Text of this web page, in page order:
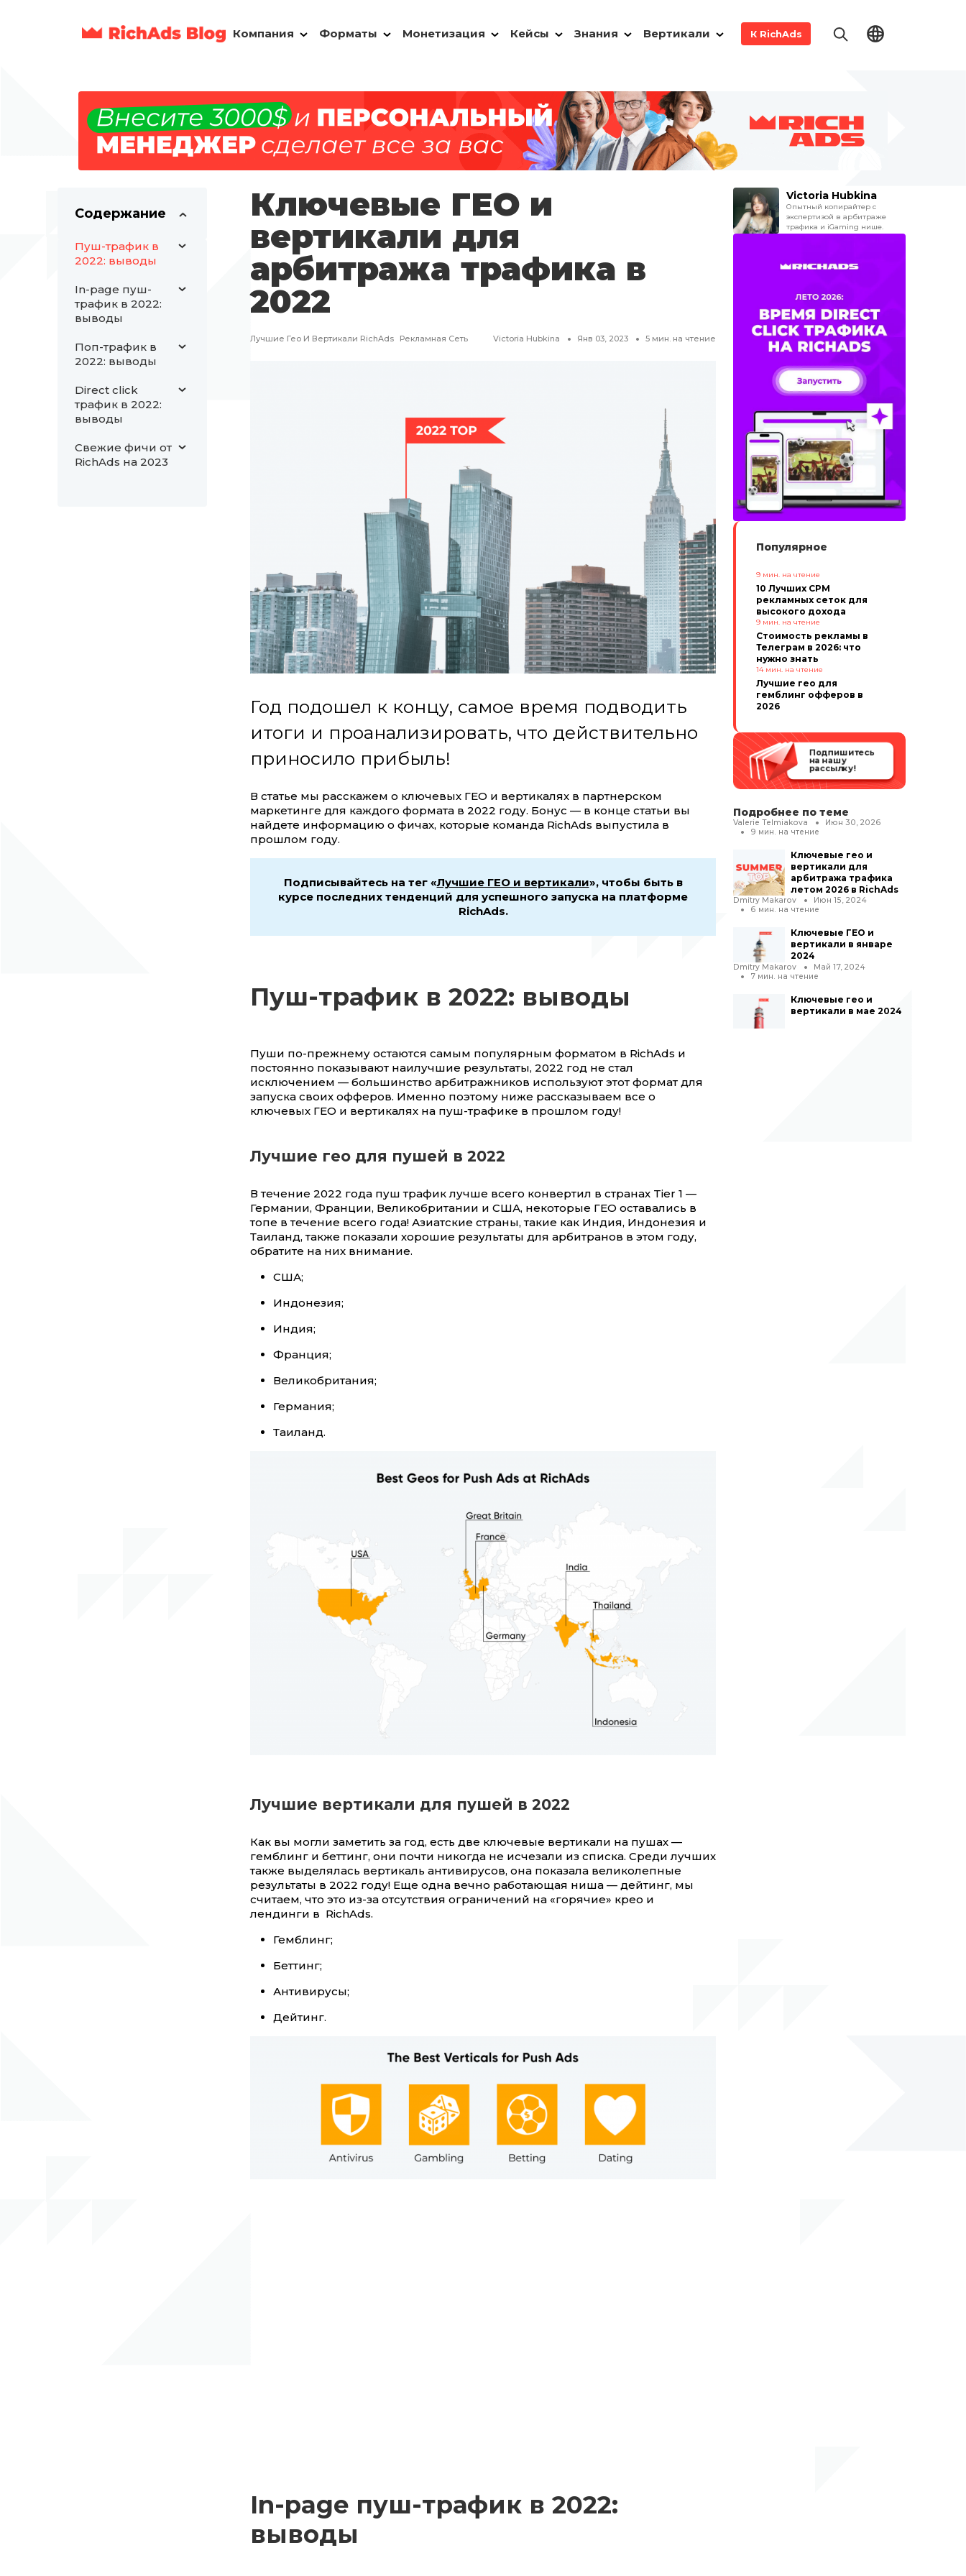
Компания Форматы Монетизация Кейсы Знания Вертикали К RichAds
Содержание
Пуш-трафик в
2022: выводы
In-page пуш-
трафик в 2022:
выводы
Поп-трафик в
2022: выводы
Direct click
трафик в 2022:
выводы
Свежие фичи от
RichAds на 2023
Ключевые ГЕО и
вертикали для
арбитража трафика в
2022
Лучшие Гео И Вертикали RichAds Рекламная Сеть Victoria Hubkina Янв 03, 2023 5 мин. на чтение
Год подошел к концу, самое время подводить
итоги и проанализировать, что действительно
приносило прибыль!
В статье мы расскажем о ключевых ГЕО и вертикалях в партнерском
маркетинге для каждого формата в 2022 году. Бонус — в конце статьи вы
найдете информацию о фичах, которые команда RichAds выпустила в
прошлом году.
Подписывайтесь на тег «Лучшие ГЕО и вертикали», чтобы быть в
курсе последних тенденций для успешного запуска на платформе
RichAds.
Пуш-трафик в 2022: выводы
Пуши по-прежнему остаются самым популярным форматом в RichAds и
постоянно показывают наилучшие результаты, 2022 год не стал
исключением — большинство арбитражников используют этот формат для
запуска своих офферов. Именно поэтому ниже рассказываем все о
ключевых ГЕО и вертикалях на пуш-трафике в прошлом году!
Лучшие гео для пушей в 2022
В течение 2022 года пуш трафик лучше всего конвертил в странах Tier 1 —
Германии, Франции, Великобритании и США, некоторые ГЕО оставались в
топе в течение всего года! Азиатские страны, такие как Индия, Индонезия и
Таиланд, также показали хорошие результаты для арбитранов в этом году,
обратите на них внимание.
США;
Индонезия;
Индия;
Франция;
Великобритания;
Германия;
Таиланд.
Лучшие вертикали для пушей в 2022
Как вы могли заметить за год, есть две ключевые вертикали на пушах —
гемблинг и беттинг, они почти никогда не исчезали из списка. Среди лучших
также выделялась вертикаль антивирусов, она показала великолепные
результаты в 2022 году! Еще одна вечно работающая ниша — дейтинг, мы
считаем, что это из-за отсутствия ограничений на «горячие» крео и
лендинги в RichAds.
Гемблинг;
Беттинг;
Антивирусы;
Дейтинг.
In-page пуш-трафик в 2022:
выводы
Victoria Hubkina
Опытный копирайтер с
экспертизой в арбитраже
трафика и iGaming нише.
Популярное
9 мин. на чтение
10 Лучших CPM
рекламных сеток для
высокого дохода
9 мин. на чтение
Стоимость рекламы в
Телеграм в 2026: что
нужно знать
14 мин. на чтение
Лучшие гео для
гемблинг офферов в
2026
Подпишитесь
на нашу
рассылку!
Подробнее по теме
Valerie Telmiakova
Июн 30, 2026
9 мин. на чтение
Ключевые гео и
вертикали для
арбитража трафика
летом 2026 в RichAds
Dmitry Makarov
Июн 15, 2024
6 мин. на чтение
Ключевые ГЕО и
вертикали в январе
2024
Dmitry Makarov
Май 17, 2024
7 мин. на чтение
Ключевые гео и
вертикали в мае 2024